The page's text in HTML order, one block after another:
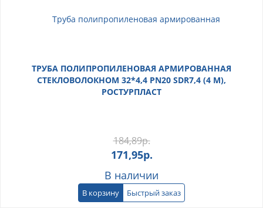
ТРУБА ПОЛИПРОПИЛЕНОВАЯ АРМИРОВАННАЯ
СТЕКЛОВОЛОКНОМ 32*4,4 PN20 SDR7,4 (4 М),
РОСТУРПЛАСТ
184,89р.
171,95р.
В наличии
В корзину Быстрый заказ